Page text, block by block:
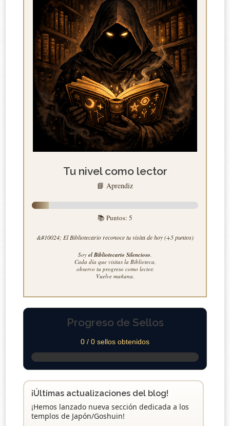
Tu nivel como lector
📘 Aprendiz
📚 Puntos: 5
&#10024; El Bibliotecario reconoce tu visita de hoy (+5 puntos)
Soy el Bibliotecario Silencioso.
Cada día que visitas la Biblioteca,
observo tu progreso como lector.
Vuelve mañana.
Progreso de Sellos
0 / 0 sellos obtenidos
¡Últimas actualizaciones del blog!
¡Hemos lanzado nueva sección dedicada a los
templos de Japón/Goshuin!